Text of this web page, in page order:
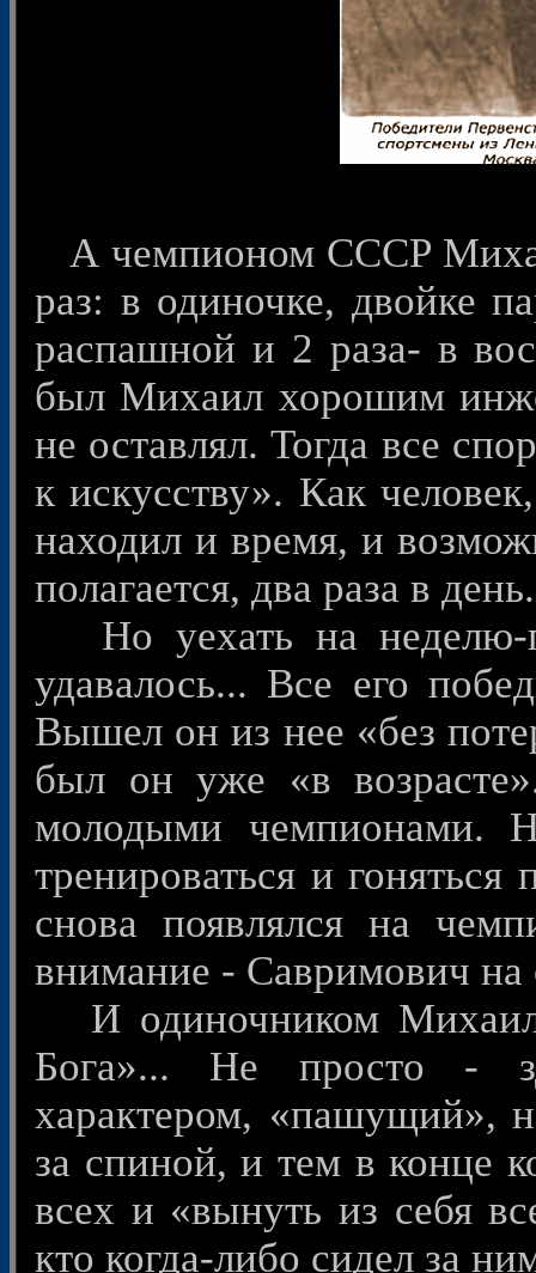
А чемпионом СССР
раз: в одиночке, двойке
распашной и 2 раза- в
был Михаил хорошим
не оставлял. Тогда все
к искусству». Как
находил и время, и
полагается, два раза в
Но уехать на неделю-
удавалось... Все его
Вышел он из нее «без
был он уже «в
молодыми чемпионами.
тренироваться и
снова появлялся на
внимание - Савримович на
И одиночником Михаил
Бога»... Не просто -
характером, «пашущий»,
за спиной, и тем в конце
всех и «вынуть из себя
кто когда-либо сидел за